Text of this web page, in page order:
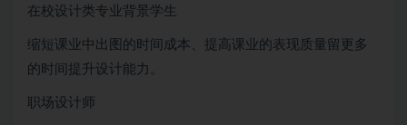
在校设计类专业背景学生
缩短课业中出图的时间成本、提高课业的表现质量留更多
的时间提升设计能力。
职场设计师